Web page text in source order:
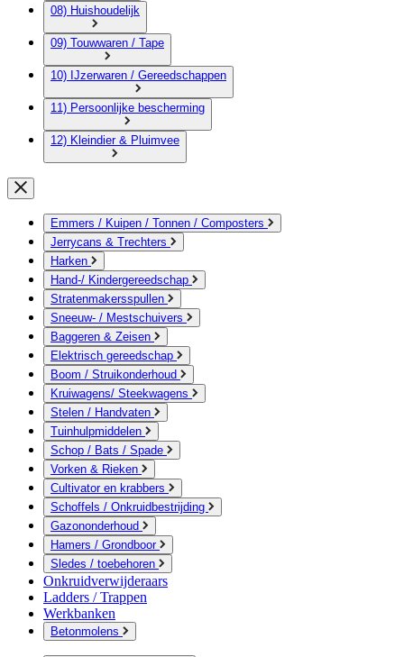
08) Huishoudelijk
09) Touwwaren / Tape
10) IJzerwaren / Gereedschappen
11) Persoonlijke bescherming
12) Kleindier & Pluimvee
Emmers / Kuipen / Tonnen / Composters
Jerrycans & Trechters
Harken
Hand-/ Kindergereedschap
Stratenmakersspullen
Sneeuw- / Mestschuivers
Baggeren & Zeisen
Elektrisch gereedschap
Boom / Struikonderhoud
Kruiwagens/ Steekwagens
Stelen / Handvaten
Tuinhulpmiddelen
Schop / Bats / Spade
Vorken & Rieken
Cultivator en krabbers
Schoffels / Onkruidbestrijding
Gazononderhoud
Hamers / Grondboor
Sledes / toebehoren
Onkruidverwijderaars
Ladders / Trappen
Werkbanken
Betonmolens